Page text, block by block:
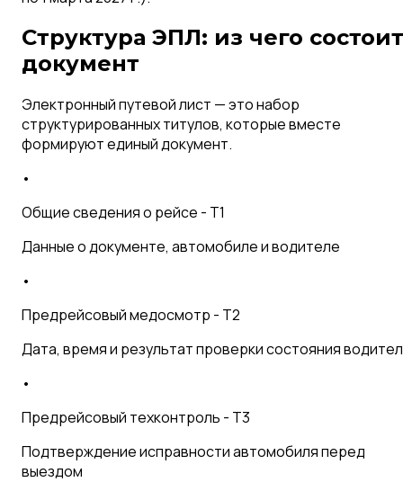
Структура ЭПЛ: из чего состоит
документ
Электронный путевой лист — это набор
структурированных титулов, которые вместе
формируют единый документ.
•
Общие сведения о рейсе - T1
Данные о документе, автомобиле и водителе
•
Предрейсовый медосмотр - T2
Дата, время и результат проверки состояния
•
Предрейсовый техконтроль - T3
Подтверждение исправности автомобиля перед
выездом